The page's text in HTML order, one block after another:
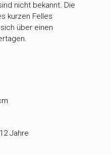
nicht bekannt. Die
kurzen Felles
über einen
Jahre